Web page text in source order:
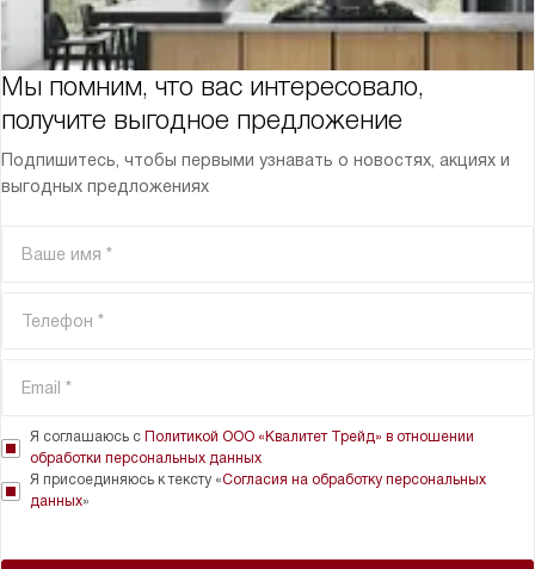
Мы помним, что вас интересовало,
получите выгодное предложение
Подпишитесь, чтобы первыми узнавать о новостях, акциях и
выгодных предложениях
Я соглашаюсь с Политикой ООО «Квалитет Трейд» в отношении
обработки персональных данных
Я присоединяюсь к тексту «Согласия на обработку персональных
данных»